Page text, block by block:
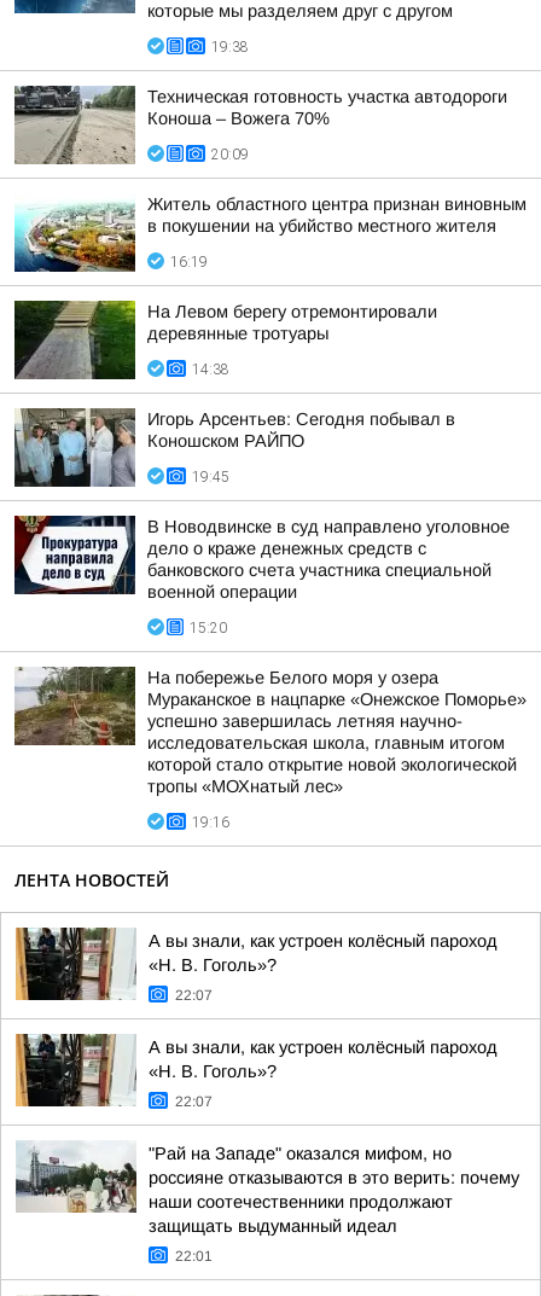
которые мы разделяем друг с другом
19:38
Техническая готовность участка автодороги
Коноша – Вожега 70%
20:09
Житель областного центра признан виновным
в покушении на убийство местного жителя
16:19
На Левом берегу отремонтировали
деревянные тротуары
14:38
Игорь Арсентьев: Сегодня побывал в
Коношском РАЙПО
19:45
В Новодвинске в суд направлено уголовное
дело о краже денежных средств с
банковского счета участника специальной
военной операции
15:20
На побережье Белого моря у озера
Мураканское в нацпарке «Онежское Поморье»
успешно завершилась летняя научно-
исследовательская школа, главным итогом
которой стало открытие новой экологической
тропы «МОХнатый лес»
19:16
ЛЕНТА НОВОСТЕЙ
А вы знали, как устроен колёсный пароход
«Н. В. Гоголь»?
22:07
А вы знали, как устроен колёсный пароход
«Н. В. Гоголь»?
22:07
"Рай на Западе" оказался мифом, но
россияне отказываются в это верить: почему
наши соотечественники продолжают
защищать выдуманный идеал
22:01